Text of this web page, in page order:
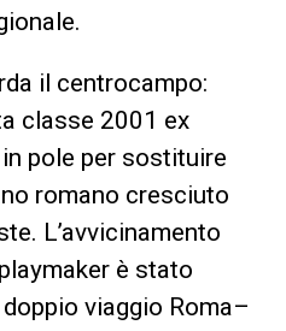
il centrocampo:
classe 2001 ex
pole per sostituire
romano cresciuto
L’avvicinamento
è stato
viaggio Roma–